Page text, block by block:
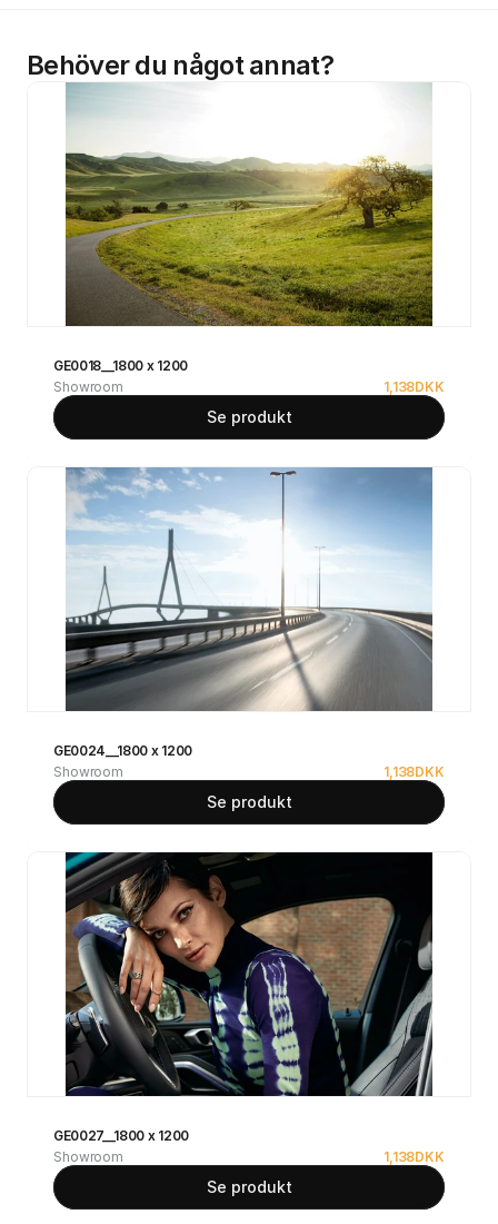
Behöver du något annat?
GE0018__1800 x 1200
Showroom
1,138DKK
Se produkt
GE0024__1800 x 1200
Showroom
1,138DKK
Se produkt
GE0027__1800 x 1200
Showroom
1,138DKK
Se produkt